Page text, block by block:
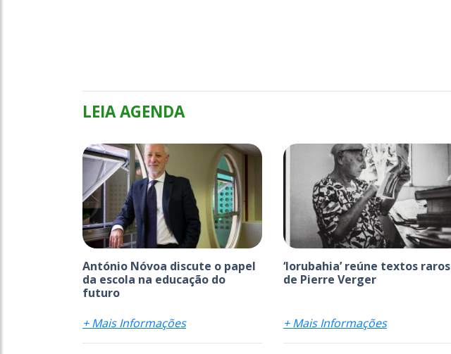
LEIA AGENDA
António Nóvoa discute o papel
da escola na educação do
futuro
+ Mais Informações
‘Iorubahia’ reúne textos raros
de Pierre Verger
+ Mais Informações